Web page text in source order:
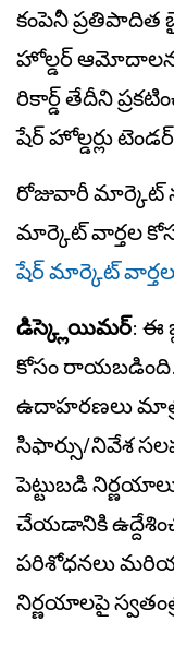
కంపెనీ ప్రతిపాదిత
హోల్డర్ ఆమోదాలను
రికార్డ్ తేదీని
షేర్ హోల్డర్లు
రోజువారీ మార్కెట్
మార్కెట్ వార్తల
షేర్ మార్కెట్
డిస్క్లెయిమర్: ఈ
కోసం రాయబడింది.
ఉదాహరణలు
సిఫార్సు/నివేశ
పెట్టుబడి
చేయడానికి
పరిశోధనలు
నిర్ణయాలపై